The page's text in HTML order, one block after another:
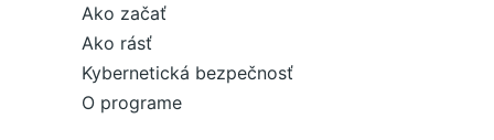
Ako začať
Ako rásť
Kybernetická bezpečnosť
O programe